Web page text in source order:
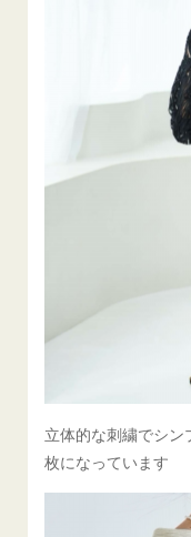
立体的な刺繍でシン
枚になっています